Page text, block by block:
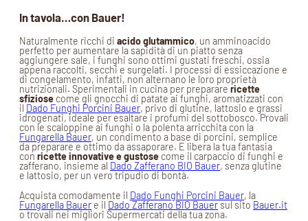
In tavola…con Bauer!
Naturalmente ricchi di acido glutammico, un amminoacido
perfetto per aumentare la sapidità di un piatto senza
aggiungere sale, i funghi sono ottimi gustati freschi, ossia
appena raccolti, secchi e surgelati. I processi di essiccazione e
di congelamento, infatti, non alternano le loro proprietà
nutrizionali. Sperimentali in cucina per preparare ricette
sfiziose come gli gnocchi di patate ai funghi, aromatizzati con
il Dado Funghi Porcini Bauer, privo di glutine, lattosio e grassi
idrogenati, ideale per esaltare i profumi del sottobosco. Provali
con le scaloppine ai funghi o la polenta arricchita con la
Fungarella Bauer, un condimento a base di porcini, semplice
da preparare e ottimo da assaporare. E libera la tua fantasia
con ricette innovative e gustose come il carpaccio di funghi e
zafferano, insieme al Dado Zafferano BIO Bauer, senza glutine
e lattosio, per un vero tripudio di bontà.
Acquista comodamente il Dado Funghi Porcini Bauer, la
Fungarella Bauer e il Dado Zafferano BIO Bauer sul sito Bauer.it
o trovali nei migliori Supermercati della tua zona.